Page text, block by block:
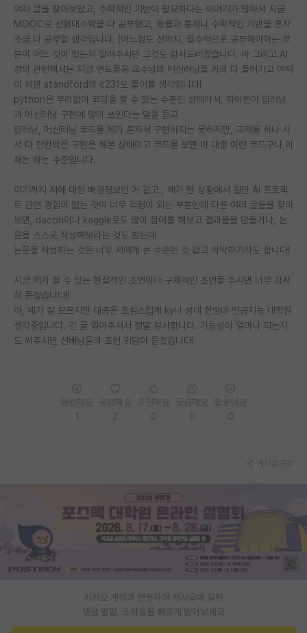
임용 정보 게시판
학부 인턴 게시판
취업 게시판
임용 후기 게시판
PI 전용 게시판
인문사회 계열 게시판
특수/전문대학원 게시판
반도체/AI 게시판
장학금/장학생 게시판
홍보 게시판
커리어
여러 글을 찾아보았고, 수학적인 기반이 필요하다는 이야기가 많아서 지금
MOOC로 선형대수학을 다 공부했고, 확률과 통계나 수학적인 기반을 혼자
조금 더 공부할 생각입니다. (어느정도 선까지, 필수적으로 공부해야하는 부
분이 어느 것이 있는지 알려주시면 그것도 감사드리겠습니다. 아 그리고 AI
강의 관련해서는 지금 앤드류응 교수님의 머신러닝을 거의 다 들어가고 여력
이 되면 standford의 c231도 들어볼 생각입니다!
python은 무리없이 코딩을 할 수 있는 수준인 상태라서, 파이썬이 딥러닝
과 머신러닝 구현에 많이 쓰인다는 말을 듣고
딥러닝, 머신러닝 코드를 제가 혼자서 구현하지는 못하지만, 교재를 하나 사
서 다 한번씩은 구현은 해본 상태이고 코드를 보면 아 대충 이런 코드구나 이
해는 하는 수준입니다.
여기까지 저에 대한 배경정보인 거 같고,, 제가 현 상황에서 일단 AI 프로젝
트 관련 경험이 없는 것이 너무 걱정이 되는 부분인데 다른 여러 글들을 찾아
보면, dacon이나 kaggle로도 많이 참여를 해보고 결과물을 만들거나, 논
문을 스스로 작성해보라는 것도 봤는데
논문을 작성하는 것은 너무 저에게 큰 수준인 것 같고 막막하기라도 합니다!
지금 제가 할 수 있는 현실적인 조언이나 구체적인 조언들 주시면 너무 감사
히 듣겠습니다!!
아, 제가 잘 모르지만 대충은 조심스럽게 ky나 성대 한양대 인공지능 대학원
생각중입니다. 긴 글 읽어주셔서 정말 감사합니다. 가능성이 얼마나 되는지
도 써주시면 선배님들의 조언 귀담아 듣겠습니다!
카카오 계정과 연동하여 게시글에 달린
댓글 알람, 소식등을 빠르게 받아보세요